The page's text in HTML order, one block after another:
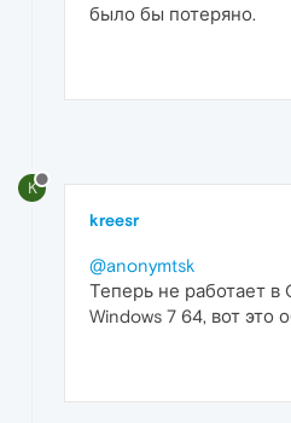
было бы потеряно.
K
kreesr
@anonymtsk
Теперь не работает в
Windows 7 64, вот это